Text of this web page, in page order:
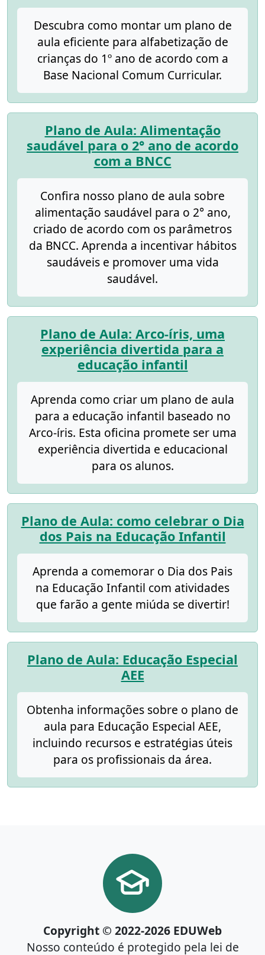
Descubra como montar um plano de
aula eficiente para alfabetização de
crianças do 1º ano de acordo com a
Base Nacional Comum Curricular.
Plano de Aula: Alimentação
saudável para o 2° ano de acordo
com a BNCC
Confira nosso plano de aula sobre
alimentação saudável para o 2° ano,
criado de acordo com os parâmetros
da BNCC. Aprenda a incentivar hábitos
saudáveis e promover uma vida
saudável.
Plano de Aula: Arco-íris, uma
experiência divertida para a
educação infantil
Aprenda como criar um plano de aula
para a educação infantil baseado no
Arco-íris. Esta oficina promete ser uma
experiência divertida e educacional
para os alunos.
Plano de Aula: como celebrar o Dia
dos Pais na Educação Infantil
Aprenda a comemorar o Dia dos Pais
na Educação Infantil com atividades
que farão a gente miúda se divertir!
Plano de Aula: Educação Especial
AEE
Obtenha informações sobre o plano de
aula para Educação Especial AEE,
incluindo recursos e estratégias úteis
para os profissionais da área.
Copyright © 2022-2026 EDUWeb
Nosso conteúdo é protegido pela lei de